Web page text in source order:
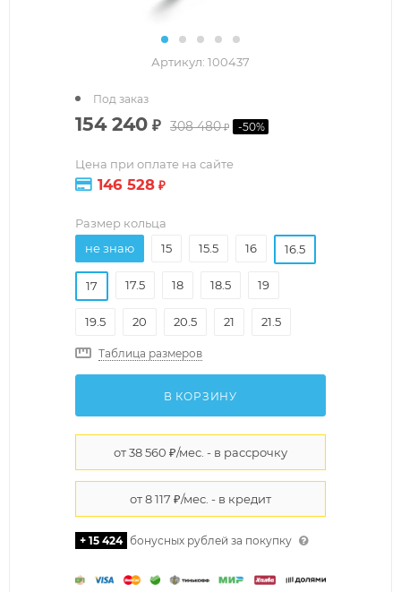
Артикул: 100437
154 240 ₽ 308 480₽ -50%
Цена при оплате на сайте
146 528 ₽
Под заказ
Размер кольца
не знаю
15 15.5 16 16.5
17 17.5 18 18.5 19
19.5 20 20.5 21 21.5
Таблица размеров
В КОРЗИНУ
+ 15 424 бонусных рублей за покупку